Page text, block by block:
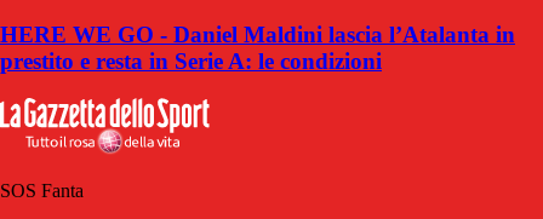
HERE WE GO - Daniel Maldini lascia l’Atalanta in
prestito e resta in Serie A: le condizioni
SOS Fanta